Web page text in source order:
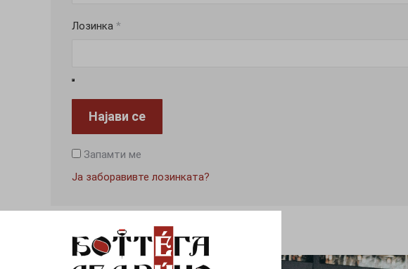
Лозинка *
Најави се
Запамти ме
Ја заборавивте лозинката?